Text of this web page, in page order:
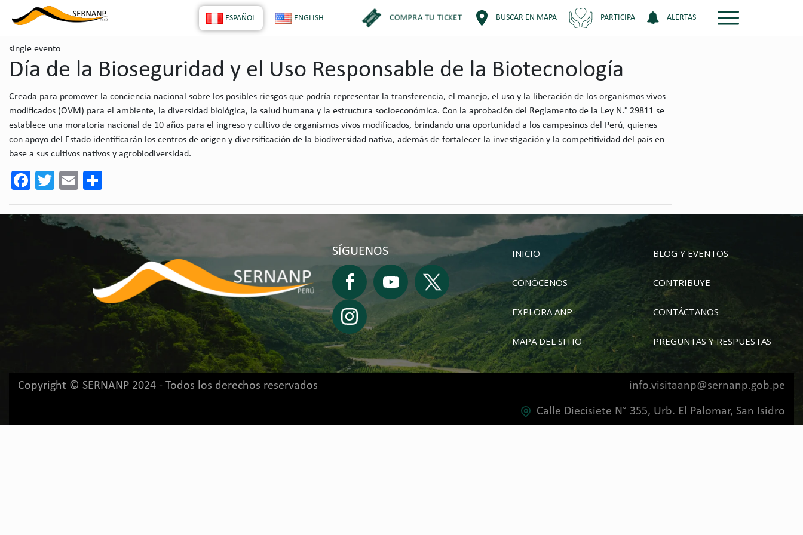
ESPAÑOL ENGLISH COMPRA TU TICKET BUSCAR EN MAPA PARTICIPA ALERTAS
single evento
Día de la Bioseguridad y el Uso Responsable de la Biotecnología
Creada para promover la conciencia nacional sobre los posibles riesgos que podría representar la transferencia, el manejo, el uso y la liberación de los organismos vivos
modificados (OVM) para el ambiente, la diversidad biológica, la salud humana y la estructura socioeconómica. Con la aprobación del Reglamento de la Ley N.° 29811 se
establece una moratoria nacional de 10 años para el ingreso y cultivo de organismos vivos modificados, brindando una oportunidad a los campesinos del Perú, quienes
con apoyo del Estado identificarán los centros de origen y diversificación de la biodiversidad nativa, además de fortalecer la investigación y la competitividad del país en
base a sus cultivos nativos y agrobiodiversidad.
Facebook
TwitterEmail
SÍGUENOS INICIO BLOG Y EVENTOS
CONÓCENOS CONTRIBUYE
EXPLORA ANP CONTÁCTANOS
MAPA DEL SITIO PREGUNTAS Y RESPUESTAS
Copyright © SERNANP 2024 - Todos los derechos reservados info.visitaanp@sernanp.gob.pe
Calle Diecisiete N° 355, Urb. El Palomar, San Isidro